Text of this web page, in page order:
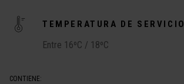
TEMPERATURA DE SERVICIO
Entre 16ºC / 18ºC
CONTIENE: